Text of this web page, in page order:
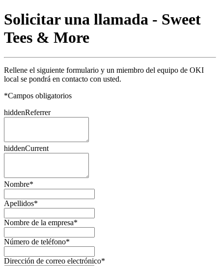
Solicitar una llamada - Sweet
Tees & More
Rellene el siguiente formulario y un miembro del equipo de OKI
local se pondrá en contacto con usted.
*Campos obligatorios
hiddenReferrer
hiddenCurrent
Nombre*
Apellidos*
Nombre de la empresa*
Número de teléfono*
Dirección de correo electrónico*